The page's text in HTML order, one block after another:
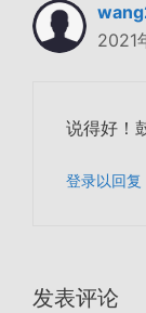
2021
说得好！
登录以回复
发表评论